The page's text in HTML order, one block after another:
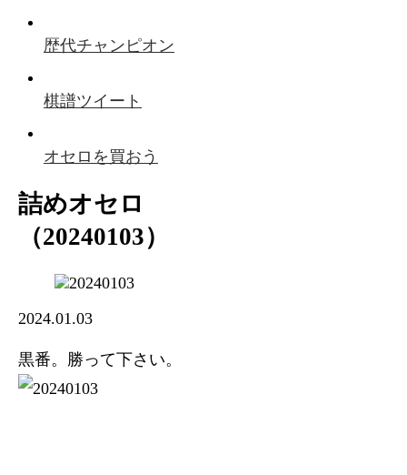
歴代チャンピオン
棋譜ツイート
オセロを買おう
詰めオセロ
（20240103）
2024.01.03
黒番。勝って下さい。